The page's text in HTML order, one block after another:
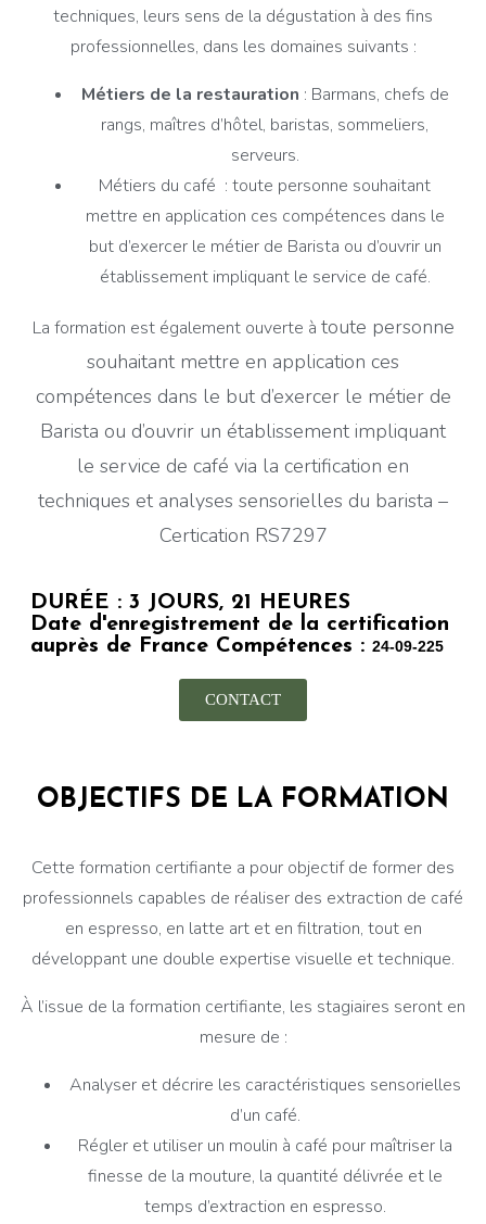
techniques, leurs sens de la dégustation à des fins
professionnelles, dans les domaines suivants :
Métiers de la restauration : Barmans, chefs de
rangs, maîtres d’hôtel, baristas, sommeliers,
serveurs.
Métiers du café : toute personne souhaitant
mettre en application ces compétences dans le
but d’exercer le métier de Barista ou d’ouvrir un
établissement impliquant le service de café.
La formation est également ouverte à toute personne
souhaitant mettre en application ces
compétences dans le but d’exercer le métier de
Barista ou d’ouvrir un établissement impliquant
le service de café via la certification en
techniques et analyses sensorielles du barista –
Certication RS7297
DURÉE : 3 JOURS, 21 HEURES
Date d'enregistrement de la certification
auprès de France Compétences : 24-09-225
CONTACT
OBJECTIFS DE LA FORMATION
Cette formation certifiante a pour objectif de former des
professionnels capables de réaliser des extraction de café
en espresso, en latte art et en filtration, tout en
développant une double expertise visuelle et technique.
À l’issue de la formation certifiante, les stagiaires seront en
mesure de :
Analyser et décrire les caractéristiques sensorielles
d’un café.
Régler et utiliser un moulin à café pour maîtriser la
finesse de la mouture, la quantité délivrée et le
temps d’extraction en espresso.